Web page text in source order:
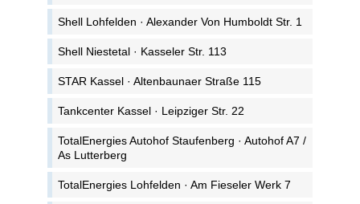
Shell Lohfelden · Alexander Von Humboldt Str. 1
Shell Niestetal · Kasseler Str. 113
STAR Kassel · Altenbaunaer Straße 115
Tankcenter Kassel · Leipziger Str. 22
TotalEnergies Autohof Staufenberg · Autohof A7 /
As Lutterberg
TotalEnergies Lohfelden · Am Fieseler Werk 7